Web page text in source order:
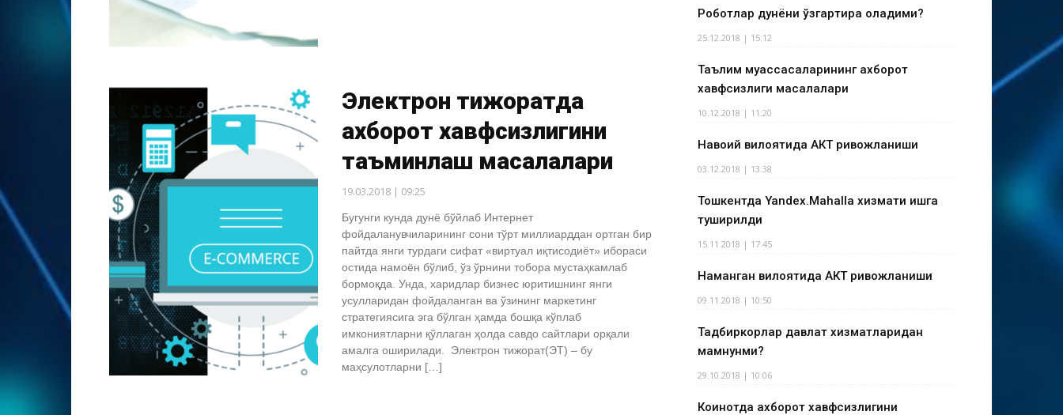
Электрон тижоратда
ахборот хавфсизлигини
таъминлаш масалалари
19.03.2018 | 09:25
Бугунги кунда дунё бўйлаб Интернет
фойдаланувчиларининг сони тўрт миллиарддан ортган бир
пайтда янги турдаги сифат «виртуал иқтисодиёт» ибораси
остида намоён бўлиб, ўз ўрнини тобора мустаҳкамлаб
бормоқда. Унда, харидлар бизнес юритишнинг янги
усулларидан фойдаланган ва ўзининг маркетинг
стратегиясига эга бўлган ҳамда бошқа кўплаб
имкониятларни қўллаган ҳолда савдо сайтлари орқали
амалга оширилади. Электрон тижорат(ЭТ) – бу
маҳсулотларни […]
Роботлар дунёни ўзгартира оладими?
25.12.2018 | 15:12
Таълим муассасаларининг ахборот
хавфсизлиги масалалари
10.12.2018 | 11:20
Навоий вилоятида АКТ ривожланиши
03.12.2018 | 13:38
Тошкентда Yandex.Mahalla хизмати ишга
туширилди
15.11.2018 | 17:45
Наманган вилоятида АКТ ривожланиши
09.11.2018 | 10:50
Тадбиркорлар давлат хизматларидан
мамнунми?
29.10.2018 | 10:06
Коинотда ахборот хавфсизлигини